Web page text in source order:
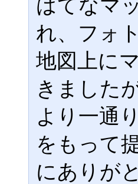
はてなマ
れ、フォ
地図上に
きました
より一通
をもって
にありが